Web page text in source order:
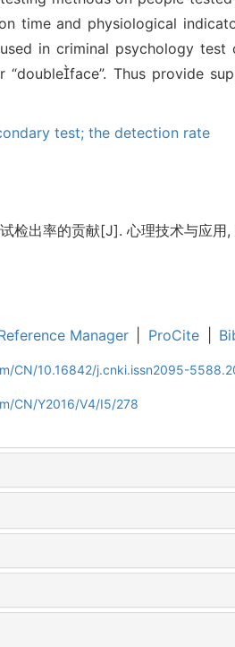
time and physiological
in criminal psychology
Thus provide
test; the detection rate
检出率的贡献[J]. 心理技术与应
Manager ProCite
CN/10.16842/j.cnki.issn2095-
CN/Y2016/V4/I5/278